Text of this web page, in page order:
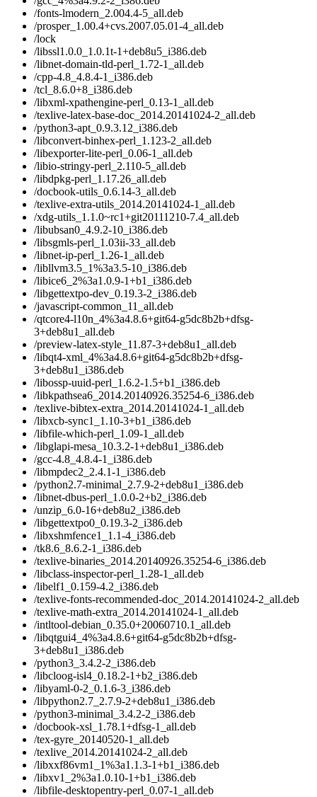
/fonts-lmodern_2.004.4-5_all.deb
/prosper_1.00.4+cvs.2007.05.01-4_all.deb
/lock
/libssl1.0.0_1.0.1t-1+deb8u5_i386.deb
/libnet-domain-tld-perl_1.72-1_all.deb
/cpp-4.8_4.8.4-1_i386.deb
/tcl_8.6.0+8_i386.deb
/libxml-xpathengine-perl_0.13-1_all.deb
/texlive-latex-base-doc_2014.20141024-2_all.deb
/python3-apt_0.9.3.12_i386.deb
/libconvert-binhex-perl_1.123-2_all.deb
/libexporter-lite-perl_0.06-1_all.deb
/libio-stringy-perl_2.110-5_all.deb
/libdpkg-perl_1.17.26_all.deb
/docbook-utils_0.6.14-3_all.deb
/texlive-extra-utils_2014.20141024-1_all.deb
/xdg-utils_1.1.0~rc1+git20111210-7.4_all.deb
/libubsan0_4.9.2-10_i386.deb
/libsgmls-perl_1.03ii-33_all.deb
/libnet-ip-perl_1.26-1_all.deb
/libllvm3.5_1%3a3.5-10_i386.deb
/libice6_2%3a1.0.9-1+b1_i386.deb
/libgettextpo-dev_0.19.3-2_i386.deb
/javascript-common_11_all.deb
/qtcore4-l10n_4%3a4.8.6+git64-g5dc8b2b+dfsg-
3+deb8u1_all.deb
/preview-latex-style_11.87-3+deb8u1_all.deb
/libqt4-xml_4%3a4.8.6+git64-g5dc8b2b+dfsg-
3+deb8u1_i386.deb
/libossp-uuid-perl_1.6.2-1.5+b1_i386.deb
/libkpathsea6_2014.20140926.35254-6_i386.deb
/texlive-bibtex-extra_2014.20141024-1_all.deb
/libxcb-sync1_1.10-3+b1_i386.deb
/libfile-which-perl_1.09-1_all.deb
/libglapi-mesa_10.3.2-1+deb8u1_i386.deb
/gcc-4.8_4.8.4-1_i386.deb
/libmpdec2_2.4.1-1_i386.deb
/python2.7-minimal_2.7.9-2+deb8u1_i386.deb
/libnet-dbus-perl_1.0.0-2+b2_i386.deb
/unzip_6.0-16+deb8u2_i386.deb
/libgettextpo0_0.19.3-2_i386.deb
/libxshmfence1_1.1-4_i386.deb
/tk8.6_8.6.2-1_i386.deb
/texlive-binaries_2014.20140926.35254-6_i386.deb
/libclass-inspector-perl_1.28-1_all.deb
/libelf1_0.159-4.2_i386.deb
/texlive-fonts-recommended-doc_2014.20141024-2_all.deb
/texlive-math-extra_2014.20141024-1_all.deb
/intltool-debian_0.35.0+20060710.1_all.deb
/libqtgui4_4%3a4.8.6+git64-g5dc8b2b+dfsg-
3+deb8u1_i386.deb
/python3_3.4.2-2_i386.deb
/libcloog-isl4_0.18.2-1+b2_i386.deb
/libyaml-0-2_0.1.6-3_i386.deb
/libpython2.7_2.7.9-2+deb8u1_i386.deb
/python3-minimal_3.4.2-2_i386.deb
/docbook-xsl_1.78.1+dfsg-1_all.deb
/tex-gyre_20140520-1_all.deb
/texlive_2014.20141024-2_all.deb
/libxxf86vm1_1%3a1.1.3-1+b1_i386.deb
/libxv1_2%3a1.0.10-1+b1_i386.deb
/libfile-desktopentry-perl_0.07-1_all.deb